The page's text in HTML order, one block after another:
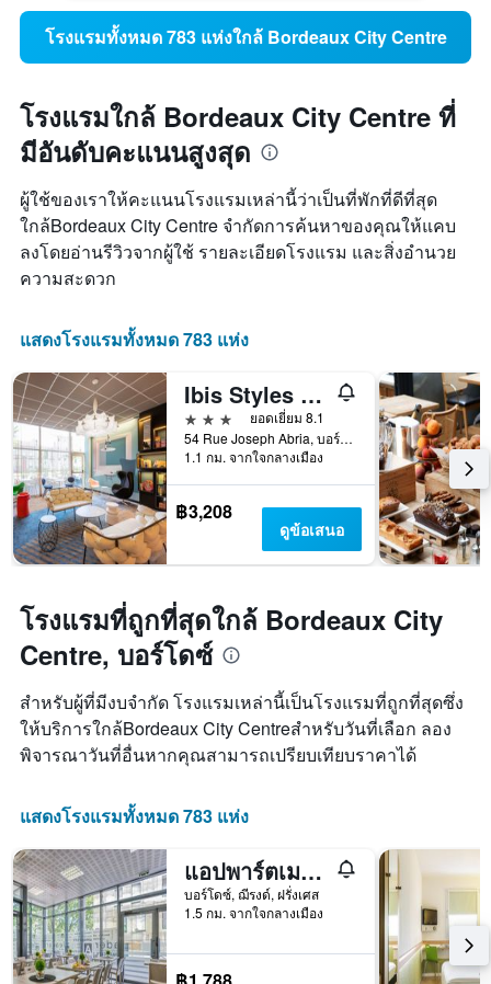
โรงแรมทั้งหมด 783 แห่งใกล้ Bordeaux City Centre
โรงแรมใกล้ Bordeaux City Centre ที่
มีอันดับคะแนนสูงสุด
ผู้ใช้ของเราให้คะแนนโรงแรมเหล่านี้ว่าเป็นที่พักที่ดีที่สุด
ใกล้Bordeaux City Centre จำกัดการค้นหาของคุณให้แคบ
ลงโดยอ่านรีวิวจากผู้ใช้ รายละเอียดโรงแรม และสิ่งอำนวย
ความสะดวก
แสดงโรงแรมทั้งหมด 783 แห่ง
Ibis Styles Bordeaux Meriadeck
3 ดาว
ยอดเยี่ยม 8.1
54 Rue Joseph Abria, บอร์โดซ์, ฌีรงด์, ฝรั่งเศส
1.1 กม. จากใจกลางเมือง
฿3,208
ดูข้อเสนอ
โรงแรมที่ถูกที่สุดใกล้ Bordeaux City
Centre, บอร์โดซ์
สำหรับผู้ที่มีงบจำกัด โรงแรมเหล่านี้เป็นโรงแรมที่ถูกที่สุดซึ่ง
ให้บริการใกล้Bordeaux City Centreสำหรับวันที่เลือก ลอง
พิจารณาวันที่อื่นหากคุณสามารถเปรียบเทียบราคาได้
แสดงโรงแรมทั้งหมด 783 แห่ง
แอปพาร์ตเมนต์ Appart'City Classic Bordeaux Centre
บอร์โดซ์, ฌีรงด์, ฝรั่งเศส
1.5 กม. จากใจกลางเมือง